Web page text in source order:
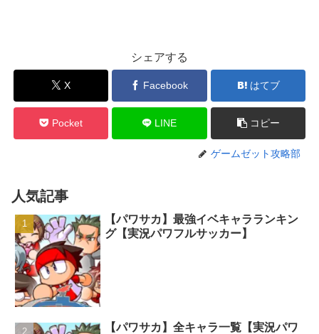
シェアする
X Facebook はてブ
Pocket LINE コピー
ゲームゼット攻略部
人気記事
【パワサカ】最強イベキャラランキン
グ【実況パワフルサッカー】
【パワサカ】全キャラ一覧【実況パワ